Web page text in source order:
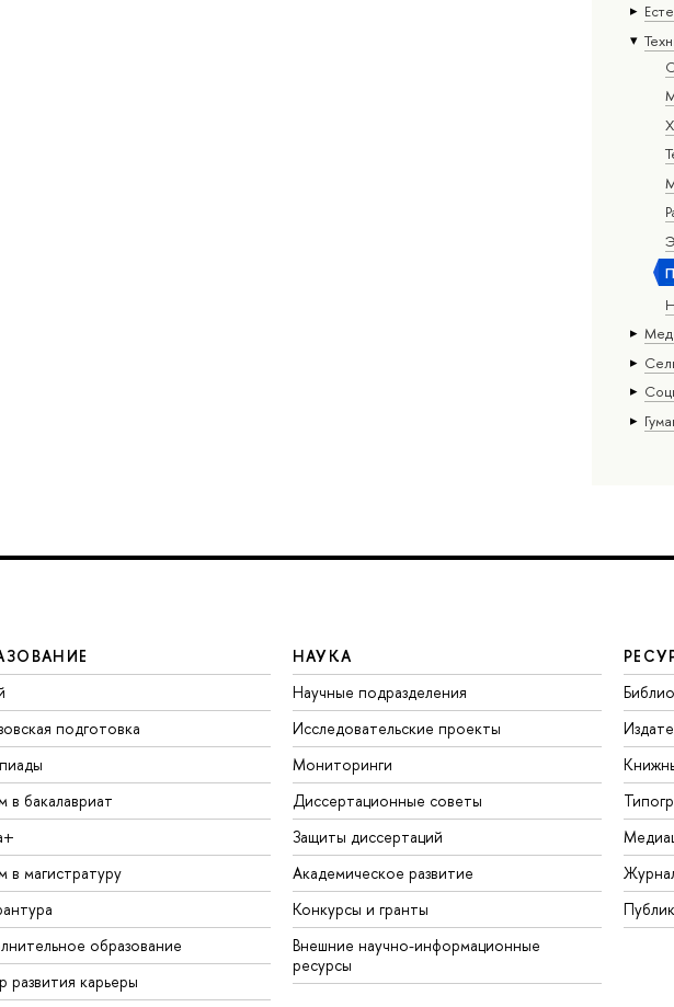
подготовка
в бакалавриат
в магистратуру
образование
развития карьеры
НАУКА
Научные подразделения
Исследовательские проекты
Мониторинги
Диссертационные советы
Защиты диссертаций
Академическое развитие
Конкурсы и гранты
Внешние научно-информационные
ресурсы